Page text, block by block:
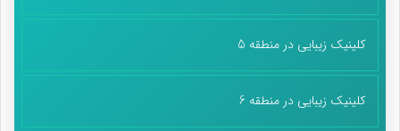
کلینیک زیبایی در منطقه 5
کلینیک زیبایی در منطقه 6